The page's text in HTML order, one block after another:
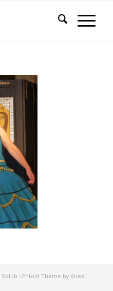
Solub - Enfold Theme by Kriesi